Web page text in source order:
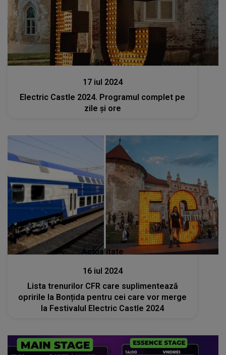
Stiri
17 iul 2024
Electric Castle 2024. Programul complet pe
zile și ore
Actualitate
16 iul 2024
Lista trenurilor CFR care suplimentează
opririle la Bonțida pentru cei care vor merge
la Festivalul Electric Castle 2024